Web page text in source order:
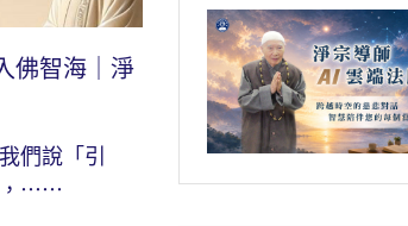
佛智海｜淨
們說「引
，⋯⋯